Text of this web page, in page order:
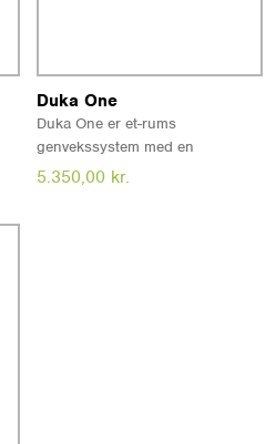
Læs mere
Duka One
Duka One er et-rums
genvekssystem med en
varmegenvindingsgrad på op til
5.350,00 kr.